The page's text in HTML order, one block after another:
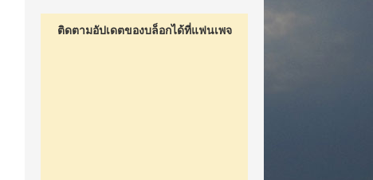
ติดตามอัปเดตของบล็อกได้ที่แฟนเพจ